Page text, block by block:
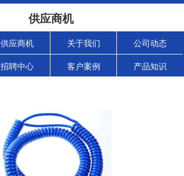
供应商机
供应商机 关于我们 公司动态
招聘中心 客户案例 产品知识